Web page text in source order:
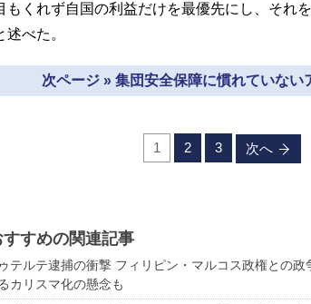
もくれず自国の利益だけを最優先にし、それ
べた。
次ページ » 集団安全保障に慣れていない
1 2 3 次へ
すめの関連記事
テルテ逮捕の衝撃 フィリピン・マルコス政権との
カリスマ化の懸念も